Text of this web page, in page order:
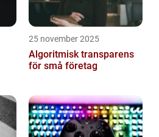
25 november 2025
Algoritmisk transparens
för små företag